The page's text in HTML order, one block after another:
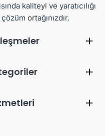
kaliteyi ve yaratıcılığı
ortağınızdır.